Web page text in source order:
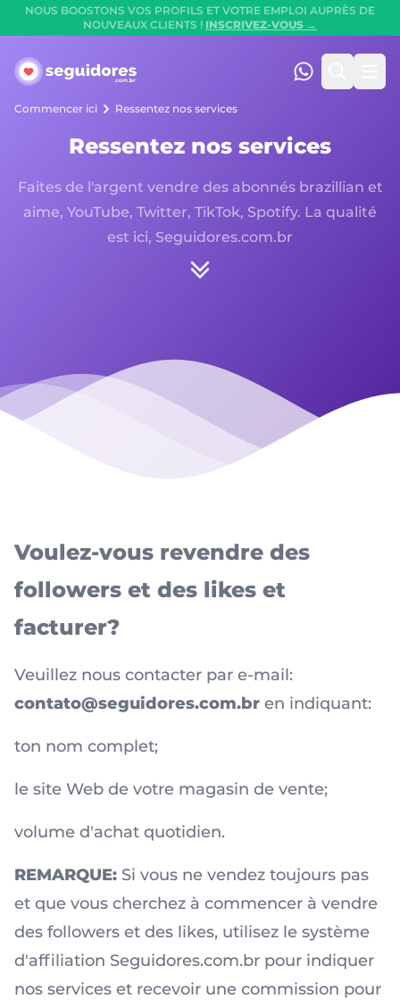
NOUS BOOSTONS VOS PROFILS ET VOTRE EMPLOI AUPRÈS DE
NOUVEAUX CLIENTS ! INSCRIVEZ-VOUS →
Seguidores.com.br
(47) 99247-
Commencer ici Ressentez nos services
Ressentez nos services
Faites de l'argent vendre des abonnés brazillian et
aime, YouTube, Twitter, TikTok, Spotify. La qualité
est ici, Seguidores.com.br
Voulez-vous revendre des
followers et des likes et
facturer?
Veuillez nous contacter par e-mail:
contato@seguidores.com.br en indiquant:
ton nom complet;
le site Web de votre magasin de vente;
volume d'achat quotidien.
REMARQUE: Si vous ne vendez toujours pas
et que vous cherchez à commencer à vendre
des followers et des likes, utilisez le système
d'affiliation Seguidores.com.br pour indiquer
nos services et recevoir une commission pour